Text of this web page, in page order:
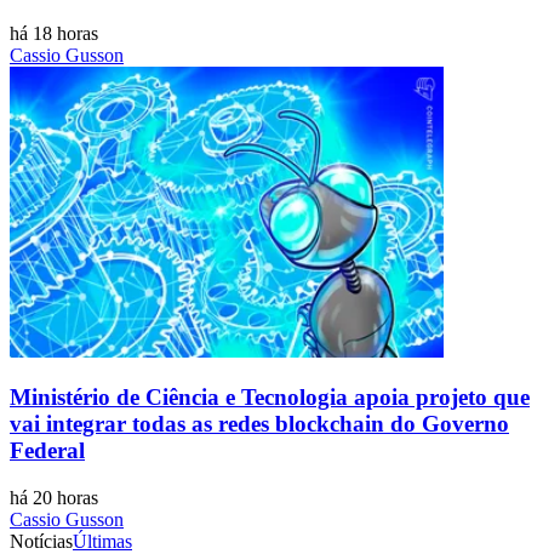
há 18 horas
Cassio Gusson
Ministério de Ciência e Tecnologia apoia projeto que
vai integrar todas as redes blockchain do Governo
Federal
há 20 horas
Cassio Gusson
NotíciasÚltimas